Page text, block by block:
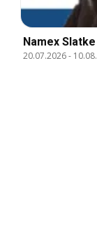
Namex
20.07.2026-